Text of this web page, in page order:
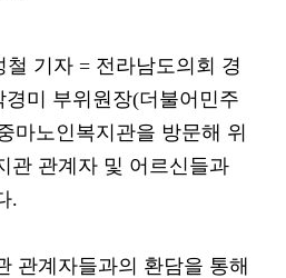
철 기자 = 전라남도의회 경
미 부위원장(더불어민주
마노인복지관을 방문해 위
관 관계자 및 어르신들과
.
관계자들과의 환담을 통해